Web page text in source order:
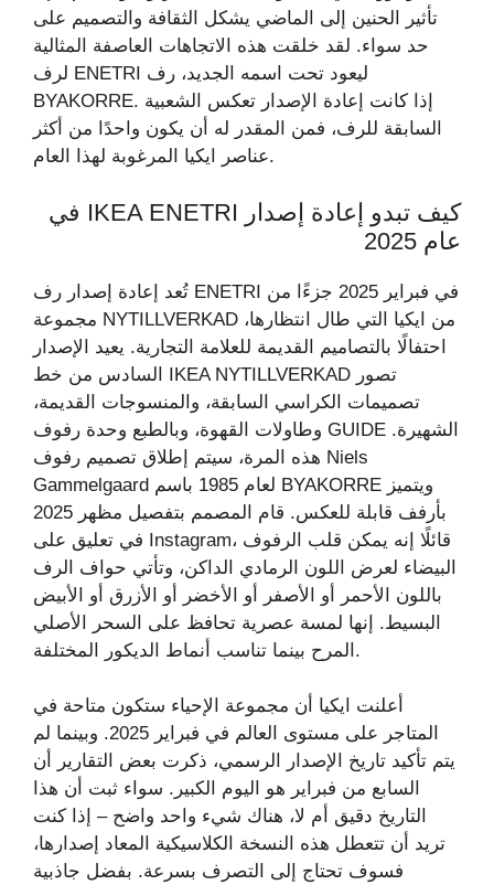
تأثير الحنين إلى الماضي يشكل الثقافة والتصميم على
حد سواء. لقد خلقت هذه الاتجاهات العاصفة المثالية
لرف ENETRI ليعود تحت اسمه الجديد، رف
BYAKORRE. إذا كانت إعادة الإصدار تعكس الشعبية
السابقة للرف، فمن المقدر له أن يكون واحدًا من أكثر
عناصر ايكيا المرغوبة لهذا العام.
كيف تبدو إعادة إصدار IKEA ENETRI في
عام 2025
تُعد إعادة إصدار رف ENETRI في فبراير 2025 جزءًا من
مجموعة NYTILLVERKAD من ايكيا التي طال انتظارها،
احتفالًا بالتصاميم القديمة للعلامة التجارية. يعيد الإصدار
السادس من خط IKEA NYTILLVERKAD تصور
تصميمات الكراسي السابقة، والمنسوجات القديمة،
وطاولات القهوة، وبالطبع وحدة رفوف GUIDE الشهيرة.
هذه المرة، سيتم إطلاق تصميم رفوف Niels
Gammelgaard لعام 1985 باسم BYAKORRE ويتميز
بأرفف قابلة للعكس. قام المصمم بتفصيل مظهر 2025
في تعليق على Instagram، قائلًا إنه يمكن قلب الرفوف
البيضاء لعرض اللون الرمادي الداكن، وتأتي حواف الرف
باللون الأحمر أو الأصفر أو الأخضر أو ​​الأزرق أو الأبيض
البسيط. إنها لمسة عصرية تحافظ على السحر الأصلي
المرح بينما تناسب أنماط الديكور المختلفة.
أعلنت ايكيا أن مجموعة الإحياء ستكون متاحة في
المتاجر على مستوى العالم في فبراير 2025. وبينما لم
يتم تأكيد تاريخ الإصدار الرسمي، ذكرت بعض التقارير أن
السابع من فبراير هو اليوم الكبير. سواء ثبت أن هذا
التاريخ دقيق أم لا، هناك شيء واحد واضح – إذا كنت
تريد أن تتعطل هذه النسخة الكلاسيكية المعاد إصدارها،
فسوف تحتاج إلى التصرف بسرعة. بفضل جاذبية